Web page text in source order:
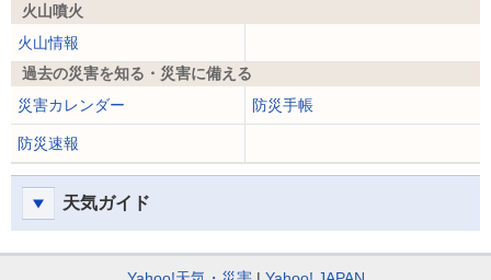
火山噴火
火山情報
過去の災害を知る・災害に備える
災害カレンダー
防災手帳
防災速報
天気ガイド